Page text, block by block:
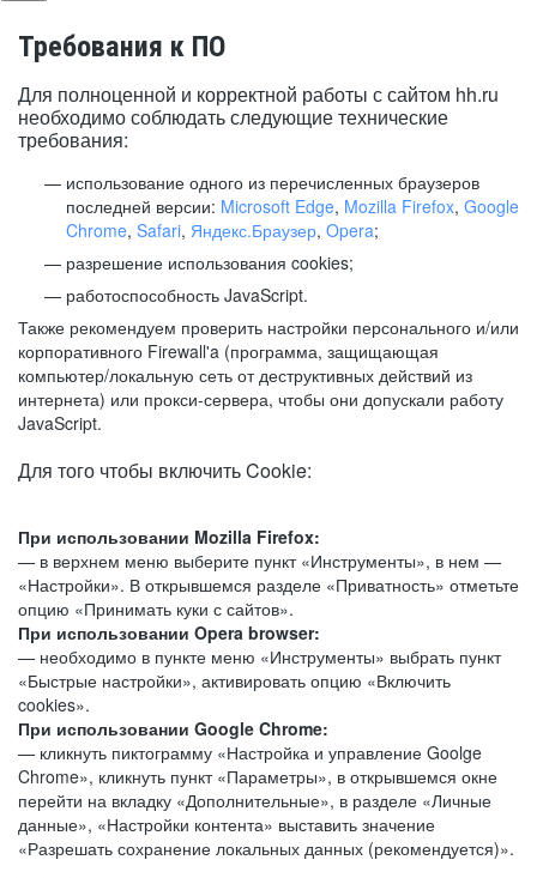
Требования к ПО
Для полноценной и корректной работы с сайтом hh.ru
необходимо соблюдать следующие технические
требования:
использование одного из перечисленных браузеров
последней версии: Microsoft Edge, Mozilla Firefox, Google
Chrome, Safari, Яндекс.Браузер, Opera;
разрешение использования cookies;
работоспособность JavaScript.
Также рекомендуем проверить настройки персонального и/или
корпоративного Firewall'a (программа, защищающая
компьютер/локальную сеть от деструктивных действий из
интернета) или прокси-сервера, чтобы они допускали работу
JavaScript.
Для того чтобы включить Cookie:
При использовании Mozilla Firefox:
— в верхнем меню выберите пункт «Инструменты», в нем —
«Настройки». В открывшемся разделе «Приватность» отметьте
опцию «Принимать куки с сайтов».
При использовании Opera browser:
— необходимо в пункте меню «Инструменты» выбрать пункт
«Быстрые настройки», активировать опцию «Включить
cookies».
При использовании Google Chrome:
— кликнуть пиктограмму «Настройка и управление Goolge
Chrome», кликнуть пункт «Параметры», в открывшемся окне
перейти на вкладку «Дополнительные», в разделе «Личные
данные», «Настройки контента» выставить значение
«Разрешать сохранение локальных данных (рекомендуется)».